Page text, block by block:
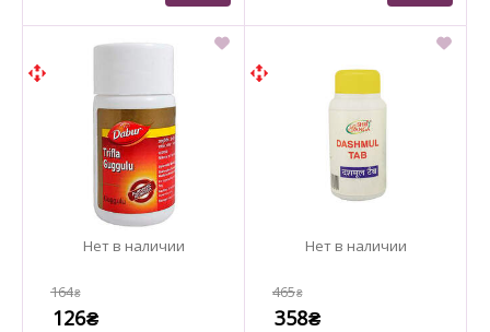
164₴
126₴
465₴
358₴